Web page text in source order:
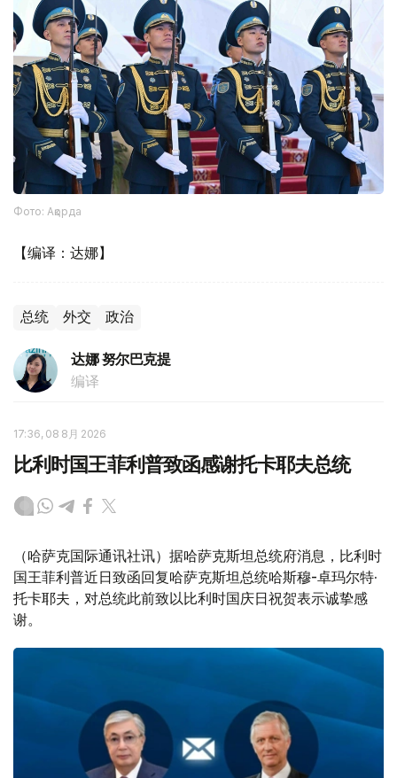
Фото: Ақорда
【编译：达娜】
总统 外交 政治
达娜 努尔巴克提
编译
17:36, 08 8月 2026
比利时国王菲利普致函感谢托卡耶夫总统
（哈萨克国际通讯社讯）据哈萨克斯坦总统府消息，比利时
国王菲利普近日致函回复哈萨克斯坦总统哈斯穆-卓玛尔特·
托卡耶夫，对总统此前致以比利时国庆日祝贺表示诚挚感
谢。